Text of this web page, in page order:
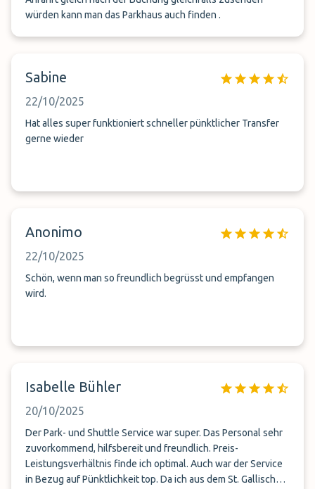
würden kann man das Parkhaus auch finden .
Sabine
22/10/2025
Hat alles super funktioniert schneller pünktlicher Transfer
gerne wieder
Anonimo
22/10/2025
Schön, wenn man so freundlich begrüsst und empfangen
wird.
Isabelle Bühler
20/10/2025
Der Park- und Shuttle Service war super. Das Personal sehr
zuvorkommend, hilfsbereit und freundlich. Preis-
Leistungsverhältnis finde ich optimal. Auch war der Service
in Bezug auf Pünktlichkeit top. Da ich aus dem St. Gallischen